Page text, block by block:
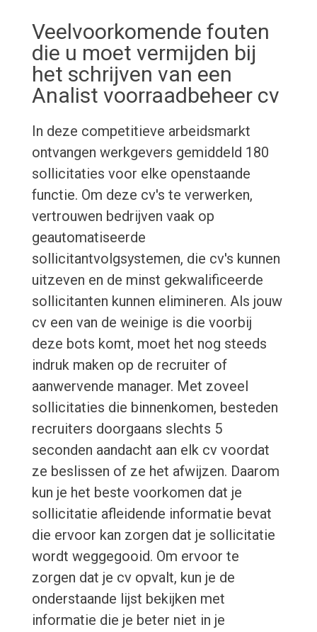
Veelvoorkomende fouten
die u moet vermijden bij
het schrijven van een
Analist voorraadbeheer cv
In deze competitieve arbeidsmarkt
ontvangen werkgevers gemiddeld 180
sollicitaties voor elke openstaande
functie. Om deze cv's te verwerken,
vertrouwen bedrijven vaak op
geautomatiseerde
sollicitantvolgsystemen, die cv's kunnen
uitzeven en de minst gekwalificeerde
sollicitanten kunnen elimineren. Als jouw
cv een van de weinige is die voorbij
deze bots komt, moet het nog steeds
indruk maken op de recruiter of
aanwervende manager. Met zoveel
sollicitaties die binnenkomen, besteden
recruiters doorgaans slechts 5
seconden aandacht aan elk cv voordat
ze beslissen of ze het afwijzen. Daarom
kun je het beste voorkomen dat je
sollicitatie afleidende informatie bevat
die ervoor kan zorgen dat je sollicitatie
wordt weggegooid. Om ervoor te
zorgen dat je cv opvalt, kun je de
onderstaande lijst bekijken met
informatie die je beter niet in je